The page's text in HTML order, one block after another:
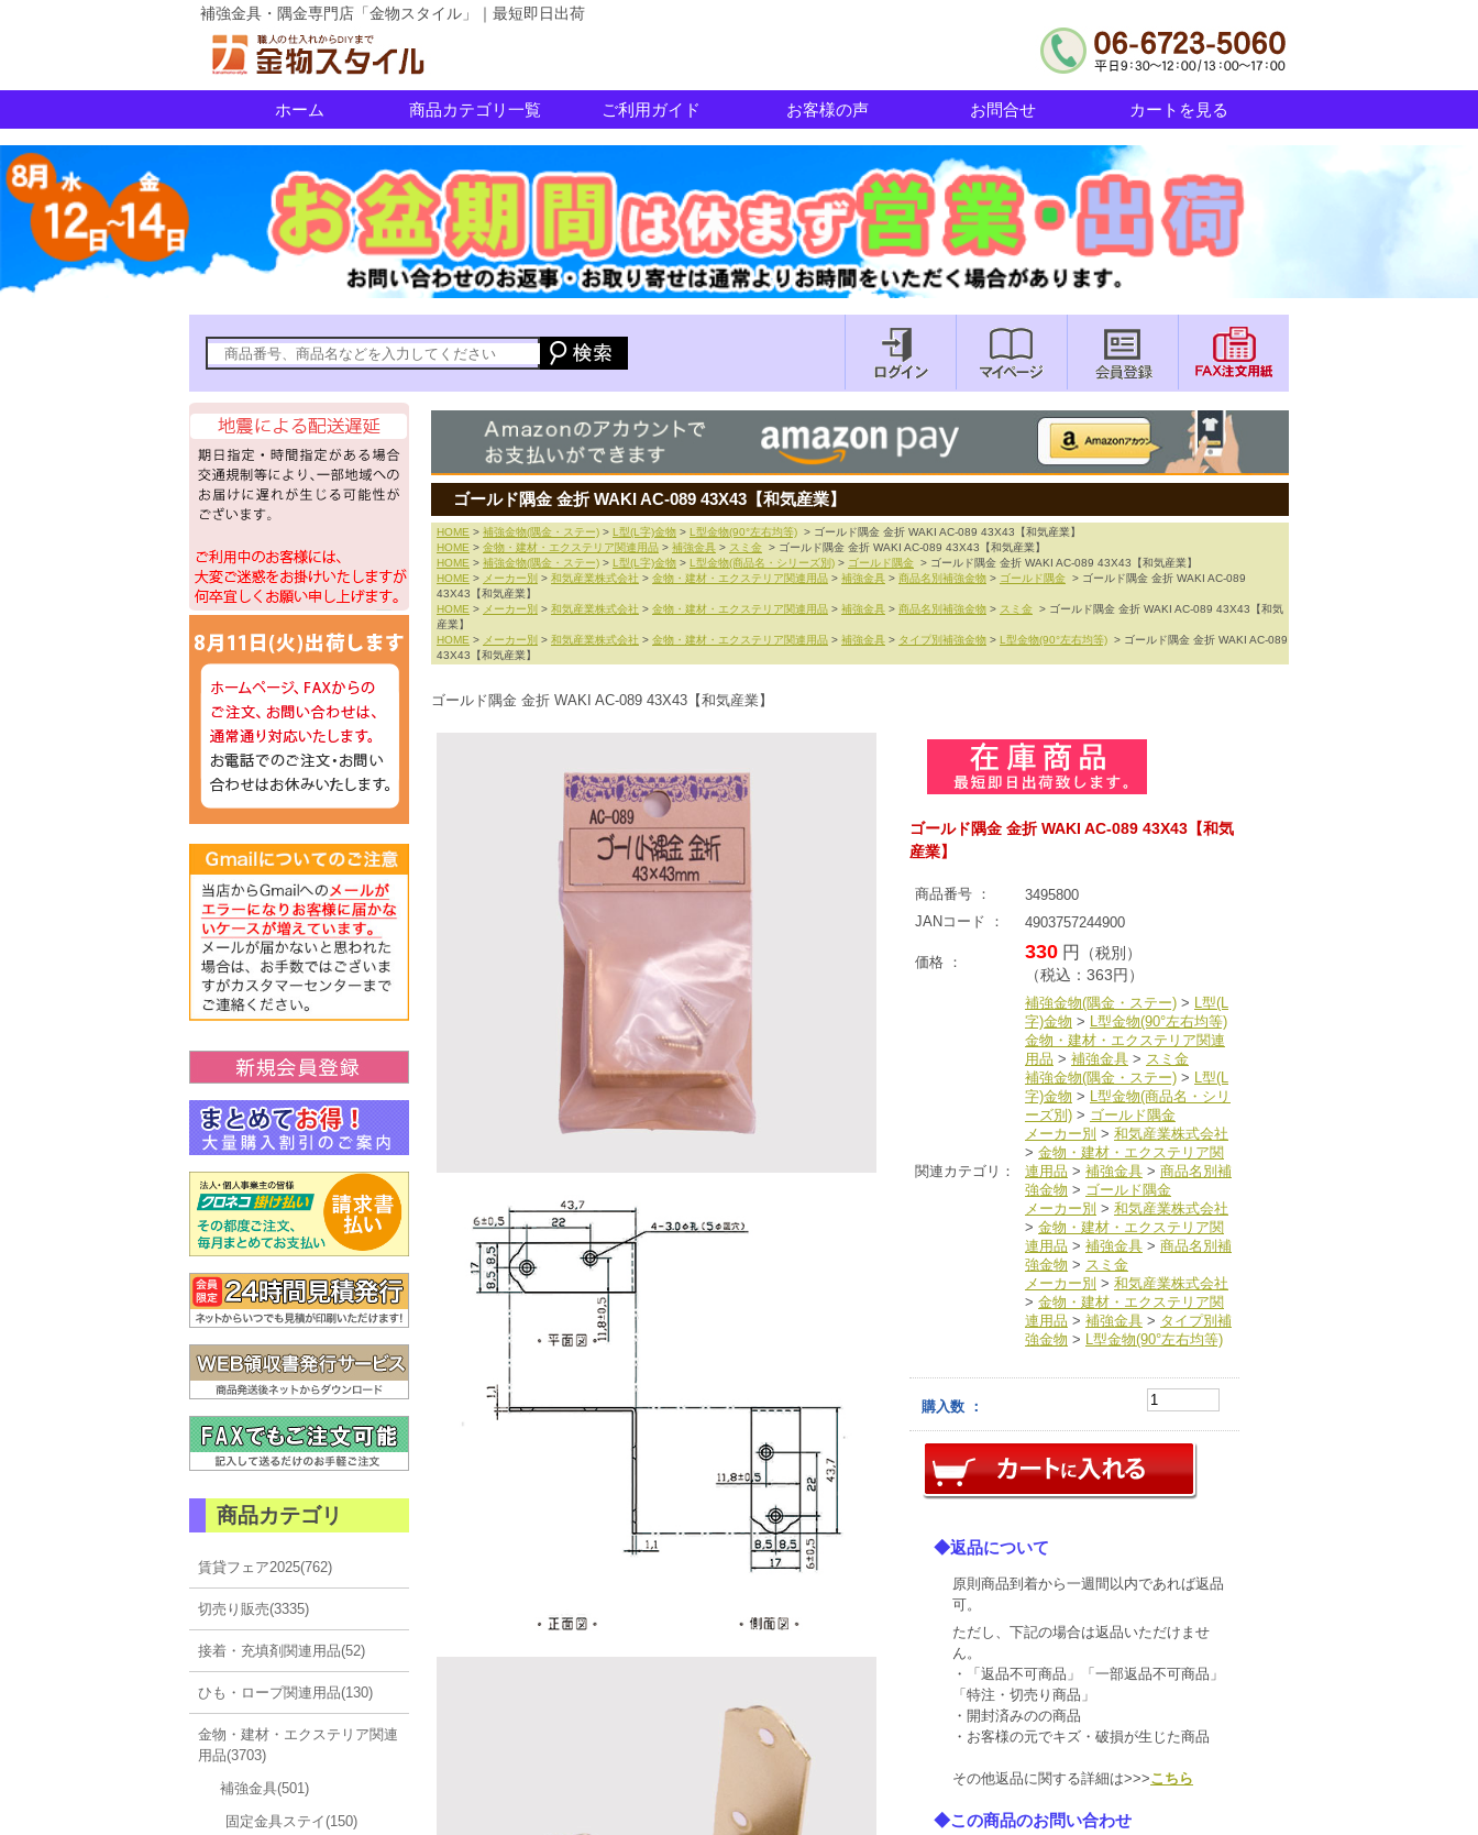
補強金具・隅金専門店「金物スタイル」｜最短即日出荷
ホーム 商品カテゴリ一覧 ご利用ガイド お客様の声 お問合せ カートを見る
商品カテゴリ
賃貸フェア2025(762)
切売り販売(3335)
接着・充填剤関連用品(52)
ひも・ロープ関連用品(130)
金物・建材・エクステリア関連
用品(3703)
補強金具(501)
固定金具ステイ(150)
ゴールド隅金 金折 WAKI AC-089 43X43【和気産業】
HOME > 補強金物(隅金・ステー) > L型(L字)金物 > L型金物(90°左右均等) > ゴールド隅金 金折 WAKI AC-089 43X43【和気産業】
HOME > 金物・建材・エクステリア関連用品 > 補強金具 > スミ金 > ゴールド隅金 金折 WAKI AC-089 43X43【和気産業】
HOME > 補強金物(隅金・ステー) > L型(L字)金物 > L型金物(商品名・シリーズ別) > ゴールド隅金 > ゴールド隅金 金折 WAKI AC-089 43X43【和気産業】
HOME > メーカー別 > 和気産業株式会社 > 金物・建材・エクステリア関連用品 > 補強金具 > 商品名別補強金物 > ゴールド隅金 > ゴールド隅金 金折 WAKI AC-089
43X43【和気産業】
HOME > メーカー別 > 和気産業株式会社 > 金物・建材・エクステリア関連用品 > 補強金具 > 商品名別補強金物 > スミ金 > ゴールド隅金 金折 WAKI AC-089 43X43【和気
産業】
HOME > メーカー別 > 和気産業株式会社 > 金物・建材・エクステリア関連用品 > 補強金具 > タイプ別補強金物 > L型金物(90°左右均等) > ゴールド隅金 金折 WAKI AC-089
43X43【和気産業】
ゴールド隅金 金折 WAKI AC-089 43X43【和気産業】
ゴールド隅金 金折 WAKI AC-089 43X43【和気
産業】
商品番号 ：
3495800
JANコード ：
4903757244900
価格 ： 330 円
（税別）
（税込： 363円）
関連カテゴリ：
補強金物(隅金・ステー) >
L型(L
字)金物 >
L型金物(90°左右均等)
金物・建材・エクステリア関連
用品 > 補強金具 > スミ金
補強金物(隅金・ステー) >
L型(L
字)金物 >
L型金物(商品名・シリ
ーズ別) > ゴールド隅金
メーカー別 > 和気産業株式会社
> 金物・建材・エクステリア関
連用品 > 補強金具 > 商品名別補
強金物 > ゴールド隅金
メーカー別 > 和気産業株式会社
> 金物・建材・エクステリア関
連用品 > 補強金具 > 商品名別補
強金物 > スミ金
メーカー別 > 和気産業株式会社
> 金物・建材・エクステリア関
連用品 > 補強金具 > タイプ別補
強金物 > L型金物(90°左右均等)
購入数 ：
◆返品について
原則商品到着から一週間以内であれば返品
可。
ただし、下記の場合は返品いただけませ
ん。
・「返品不可商品」「一部返品不可商品」
「特注・切売り商品」
・開封済みのの商品
・お客様の元でキズ・破損が生じた商品
その他返品に関する詳細は>>>こちら
◆この商品のお問い合わせ